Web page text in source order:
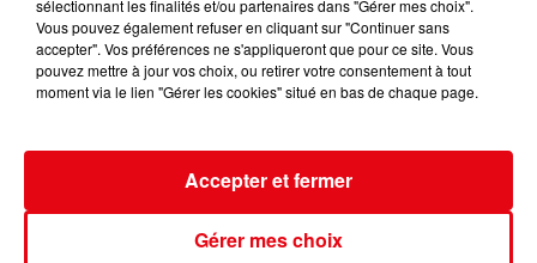
Bélier Taureau Gémeaux
Lion
sélectionnant les finalités et/ou partenaires dans "Gérer mes choix".
Vous pouvez également refuser en cliquant sur "Continuer sans
accepter". Vos préférences ne s'appliqueront que pour ce site. Vous
pouvez mettre à jour vos choix, ou retirer votre consentement à tout
moment via le lien "Gérer les cookies" situé en bas de chaque page.
Gérer mes choix
Accepter et fermer